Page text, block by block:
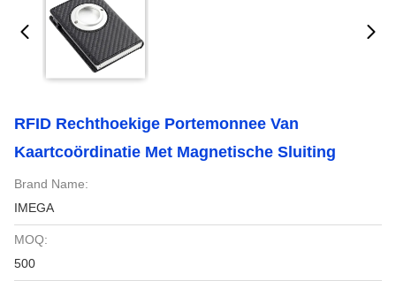
RFID Rechthoekige Portemonnee Van
Kaartcoördinatie Met Magnetische Sluiting
Brand Name:
IMEGA
MOQ:
500